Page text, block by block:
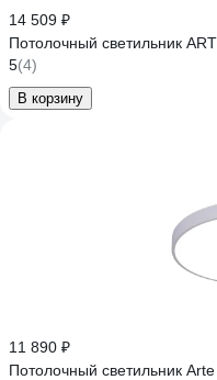
14 509 ₽
Потолочный светильник
5(4)
В корзину
11 890 ₽
Потолочный светильник